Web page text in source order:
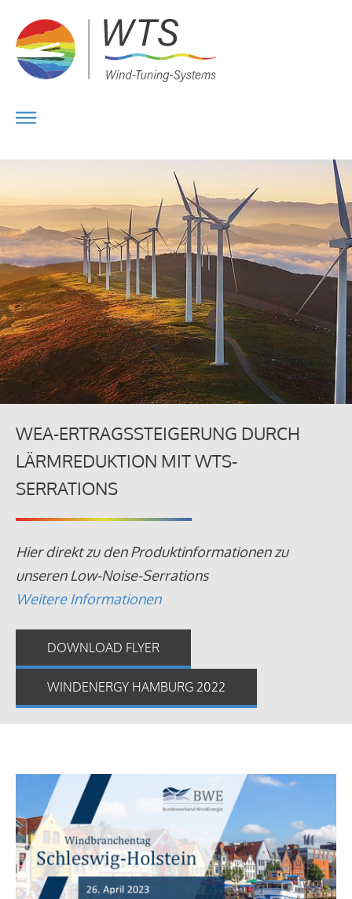
WEA-ERTRAGSSTEIGERUNG DURCH
LÄRMREDUKTION MIT WTS-
SERRATIONS
Hier direkt zu den Produktinformationen zu
unseren Low-Noise-Serrations
Weitere Informationen
DOWNLOAD FLYER
WINDENERGY HAMBURG 2022